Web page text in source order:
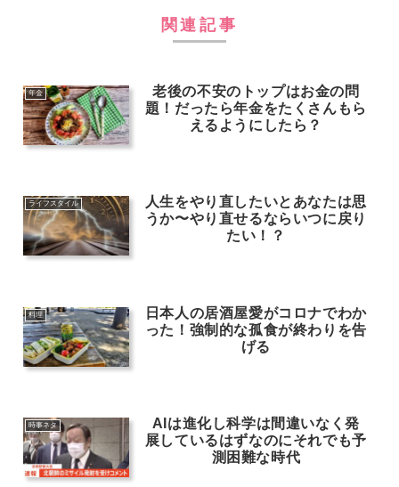
関連記事
年金
老後の不安のトップはお金の問
題！だったら年金をたくさんもら
えるようにしたら？
ライフスタイル
人生をやり直したいとあなたは思
うか〜やり直せるならいつに戻り
たい！？
料理
日本人の居酒屋愛がコロナでわか
った！強制的な孤食が終わりを告
げる
時事ネタ
AIは進化し科学は間違いなく発
展しているはずなのにそれでも予
測困難な時代